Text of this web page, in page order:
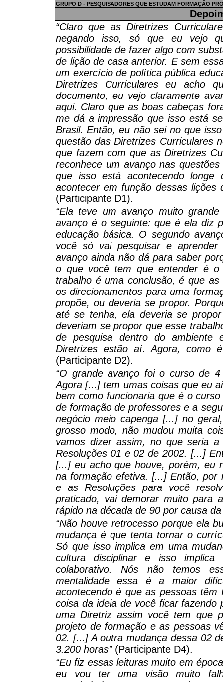
GRUPO D - PESQUISADORES QUE ESTUDAM FORMAÇÃO
“Claro que as Diretrizes
negando isso, só que eu vejo
possibilidade de fazer algo com
de lição de casa anterior. E sem
um exercício de política pública
Diretrizes Curriculares eu acho
documento, eu vejo claramente
aqui. Claro que as boas cabeças
me dá a impressão que isso está
Brasil. Então, eu não sei no que
questão das Diretrizes Curriculares
que fazem com que as Diretrizes
reconhece um avanço nas
que isso está acontecendo
acontecer em função dessas lições
(Participante D1).
“Ela teve um avanço muito
avanço é o seguinte: que é ela diz
educação básica. O segundo
você só vai pesquisar e
avanço ainda não dá para saber
o que você tem que entender é
trabalho é uma conclusão, é que
os direcionamentos para uma
propõe, ou deveria se propor.
até se tenha, ela deveria se
deveriam se propor que esse
de pesquisa dentro do ambiente
Diretrizes estão aí. Agora, como
(Participante D2).
“O grande avanço foi o curso de
Agora [...] tem umas coisas que eu
bem como funcionaria que é o
de formação de professores e a
negócio meio capenga [...] no
grosso modo, não mudou muita
vamos dizer assim, no que seria a
Resoluções 01 e 02 de 2002. [...]
[...] eu acho que houve, porém, eu
na formação efetiva. [...] Então, por
e as Resoluções para você
praticado, vai demorar muito para
rápido na década de 90 por causa
“Não houve retrocesso porque ela
mudança é que tenta tornar o
Só que isso implica em uma
cultura disciplinar e isso
colaborativo. Nós não temos
mentalidade essa é a maior
acontecendo é que as pessoas
coisa da ideia de você ficar fazendo
uma Diretriz assim você tem que
projeto de formação e as pessoas
02. [...] A outra mudança dessa 02
3.200 horas”(Participante D4).
“Eu fiz essas leituras muito em
eu vou ter uma visão muito